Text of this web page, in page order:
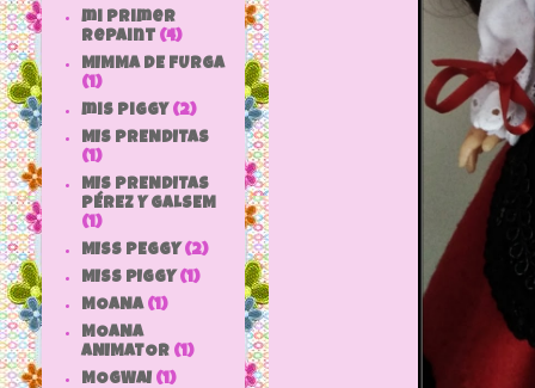
mi primer
repaint (4)
MIMMA DE FURGA
(1)
mis piggy (2)
MIS PRENDITAS
(1)
MIS PRENDITAS
PÉREZ Y GALSEM
(1)
MISS PEGGY (2)
MISS PIGGY (1)
MOANA (1)
MOANA
ANIMATOR (1)
MOGWAI (1)